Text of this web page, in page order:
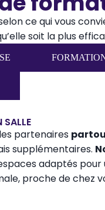
ce qui vous
soit la plus
SALLE
partenaires
supplémentaires.
adaptés pour
proche de chez